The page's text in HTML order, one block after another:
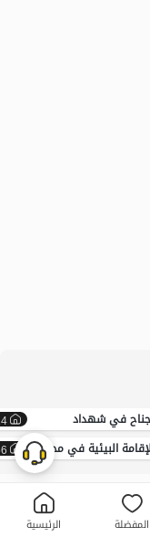
المفضلة الرئيسية
جناح في شهداد
حجز الإقامة البيئية في محافظة کرمان